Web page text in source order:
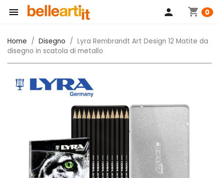
 shopping_cart 0
person
Home Disegno
Lyra Rembrandt Art Design 12 Matite da
disegno in scatola di metallo